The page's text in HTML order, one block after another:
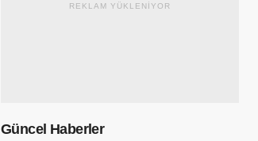
REKLAM YÜKLENİYOR
Güncel Haberler